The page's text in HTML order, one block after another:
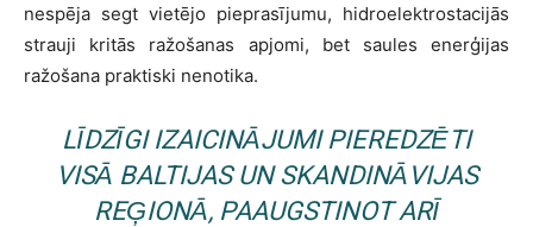
nespēja segt vietējo pieprasījumu, hidroelektrostacijās
strauji kritās ražošanas apjomi, bet saules enerģijas
ražošana praktiski nenotika.
LĪDZĪGI IZAICINĀJUMI PIEREDZĒTI
VISĀ BALTIJAS UN SKANDINĀVIJAS
REĢIONĀ, PAAUGSTINOT ARĪ